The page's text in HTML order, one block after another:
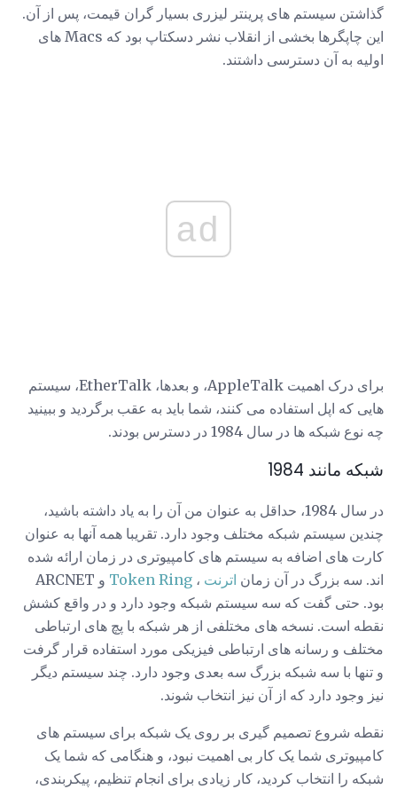
گذاشتن سیستم های پرینتر لیزری بسیار گران قیمت، پس از آن.
این چاپگرها بخشی از انقلاب نشر دسکتاپ بود که Macs های
اولیه به آن دسترسی داشتند.
ad
برای درک اهمیت AppleTalk، و بعدها، EtherTalk، سیستم
هایی که اپل استفاده می کنند، شما باید به عقب برگردید و ببینید
چه نوع شبکه ها در سال 1984 در دسترس بودند.
شبکه مانند 1984
در سال 1984، حداقل به عنوان من آن را به یاد داشته باشید،
چندین سیستم شبکه مختلف وجود دارد. تقریبا همه آنها به عنوان
کارت های اضافه به سیستم های کامپیوتری در زمان ارائه شده
اند. سه بزرگ در آن زمان اترنت ، Token Ring
و ARCNET
بود. حتی گفت که سه سیستم شبکه وجود دارد و در واقع کشش
نقطه است. نسخه های مختلفی از هر شبکه با پچ های ارتباطی
مختلف و رسانه های ارتباطی فیزیکی مورد استفاده قرار گرفت
و تنها با سه شبکه بزرگ سه بعدی وجود دارد. چند سیستم دیگر
نیز وجود دارد که از آن نیز انتخاب شوند.
نقطه شروع تصمیم گیری بر روی یک شبکه برای سیستم های
کامپیوتری شما یک کار بی اهمیت نبود، و هنگامی که شما یک
شبکه را انتخاب کردید، کار زیادی برای انجام تنظیم، پیکربندی،